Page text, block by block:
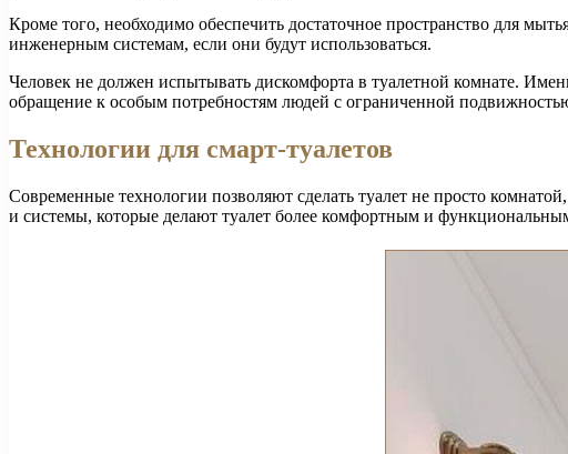
Кроме того, необходимо обеспечить достаточное пространство для
инженерным системам, если они будут использоваться.
Человек не должен испытывать дискомфорта в туалетной комнате.
обращение к особым потребностям людей с ограниченной
Технологии для смарт-туалетов
Современные технологии позволяют сделать туалет не просто
и системы, которые делают туалет более комфортным и